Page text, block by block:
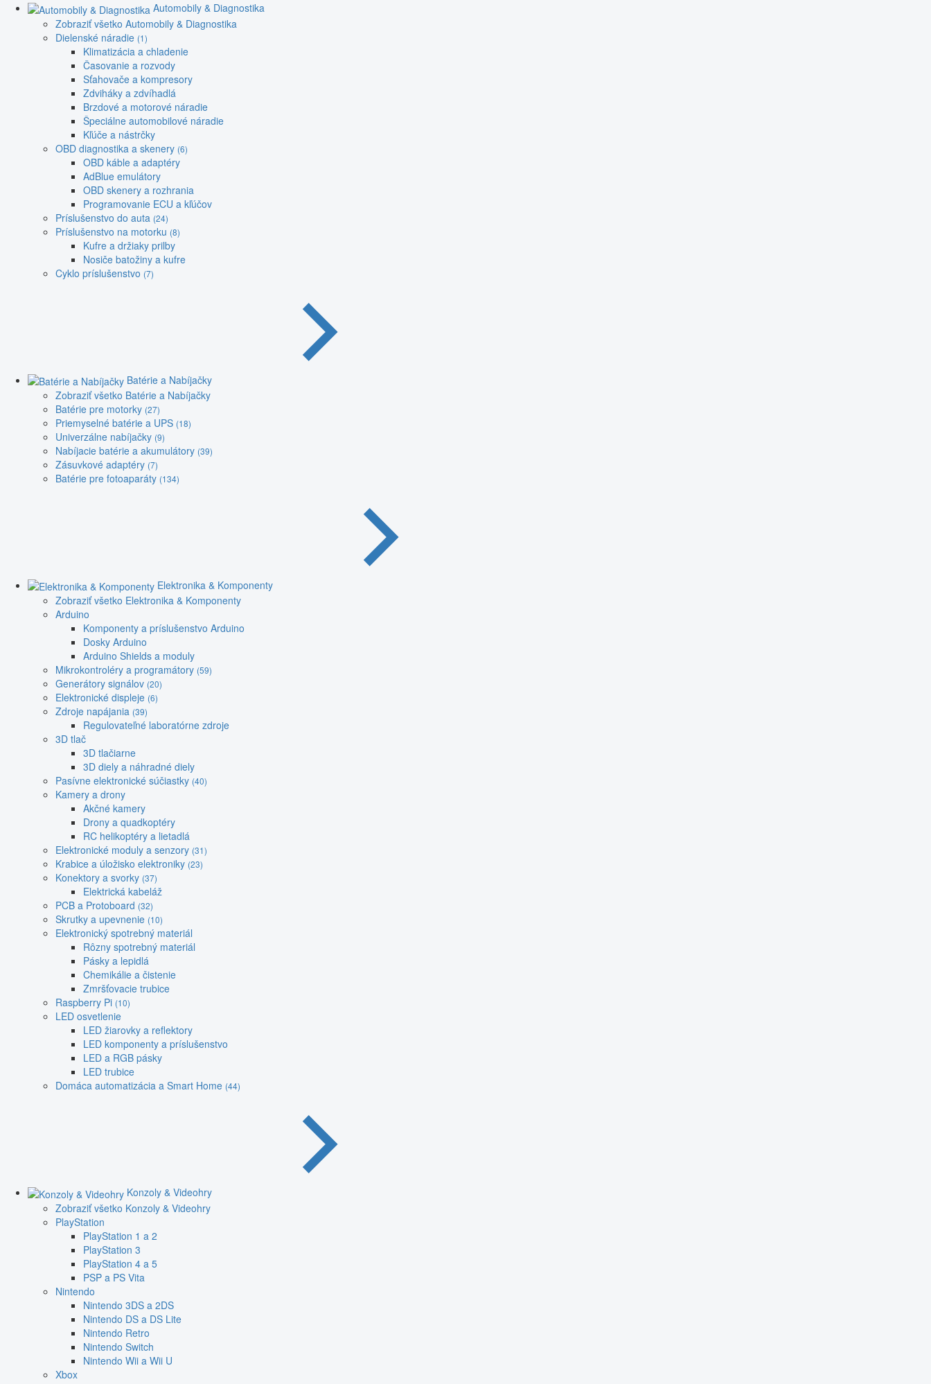
Automobily & Diagnostika
Zobraziť všetko Automobily & Diagnostika
Dielenské náradie (1)
Klimatizácia a chladenie
Časovanie a rozvody
Sťahovače a kompresory
Zdviháky a zdvíhadlá
Brzdové a motorové náradie
Špeciálne automobilové náradie
Kľúče a nástrčky
OBD diagnostika a skenery (6)
OBD káble a adaptéry
AdBlue emulátory
OBD skenery a rozhrania
Programovanie ECU a kľúčov
Príslušenstvo do auta (24)
Príslušenstvo na motorku (8)
Kufre a držiaky prilby
Nosiče batožiny a kufre
Cyklo príslušenstvo (7)
Batérie a Nabíjačky
Zobraziť všetko Batérie a Nabíjačky
Batérie pre motorky (27)
Priemyselné batérie a UPS (18)
Univerzálne nabíjačky (9)
Nabíjacie batérie a akumulátory (39)
Zásuvkové adaptéry (7)
Batérie pre fotoaparáty (134)
Elektronika & Komponenty
Zobraziť všetko Elektronika & Komponenty
Arduino
Komponenty a príslušenstvo Arduino
Dosky Arduino
Arduino Shields a moduly
Mikrokontroléry a programátory (59)
Generátory signálov (20)
Elektronické displeje (6)
Zdroje napájania (39)
Regulovateľné laboratórne zdroje
3D tlač
3D tlačiarne
3D diely a náhradné diely
Pasívne elektronické súčiastky (40)
Kamery a drony
Akčné kamery
Drony a quadkoptéry
RC helikoptéry a lietadlá
Elektronické moduly a senzory (31)
Krabice a úložisko elektroniky (23)
Konektory a svorky (37)
Elektrická kabeláž
PCB a Protoboard (32)
Skrutky a upevnenie (10)
Elektronický spotrebný materiál
Rôzny spotrebný materiál
Pásky a lepidlá
Chemikálie a čistenie
Zmršťovacie trubice
Raspberry Pi (10)
LED osvetlenie
LED žiarovky a reflektory
LED komponenty a príslušenstvo
LED a RGB pásky
LED trubice
Domáca automatizácia a Smart Home (44)
Konzoly & Videohry
Zobraziť všetko Konzoly & Videohry
PlayStation
PlayStation 1 a 2
PlayStation 3
PlayStation 4 a 5
PSP a PS Vita
Nintendo
Nintendo 3DS a 2DS
Nintendo DS a DS Lite
Nintendo Retro
Nintendo Switch
Nintendo Wii a Wii U
Xbox